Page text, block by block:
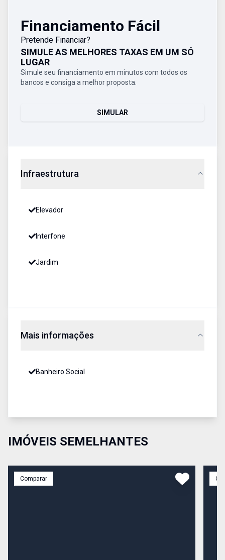
Financiamento Fácil
Pretende Financiar?
SIMULE AS MELHORES TAXAS EM UM SÓ
LUGAR
Simule seu financiamento em minutos com todos os
bancos e consiga a melhor proposta.
SIMULAR
Infraestrutura
Elevador
Interfone
Jardim
Mais informações
Banheiro Social
IMÓVEIS SEMELHANTES
Comparar